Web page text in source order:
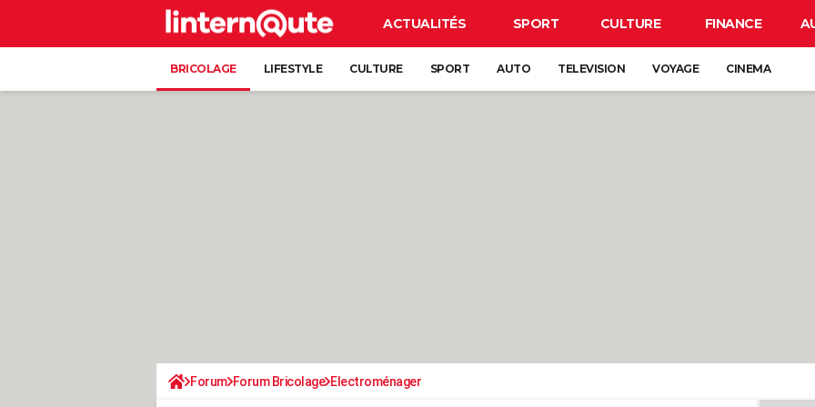
ACTUALITÉS SPORT CULTURE FINANCE
BRICOLAGE LIFESTYLE CULTURE SPORT AUTO TELEVISION VOYAGE CINEMA
Forum Forum Bricolage Electroménager